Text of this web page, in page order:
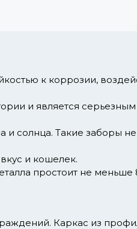
к коррозии,
и является
солнца. Такие заборы
и кошелек.
простоит не меньше
Каркас из